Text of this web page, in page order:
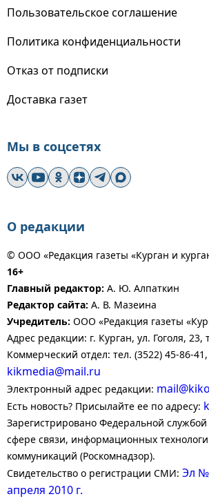
Пользовательское соглашение
Политика конфиденциальности
Отказ от подписки
Доставка газет
Мы в соцсетях
О редакции
© ООО «Редакция газеты «Курган и
16+
Главный редактор: А. Ю. Алпаткин
Редактор сайта: А. В. Мазеина
Учредитель: ООО «Редакция газеты
Адрес редакции: г. Курган, ул. Гоголя, 23,
Коммерческий отдел: тел. (3522) 45-86-
kikmedia@mail.ru
Электронный адрес редакции:
Есть новость? Присылайте ее по адресу:
Зарегистрировано Федеральной
сфере связи, информационных
коммуникаций (Роскомнадзор).
Свидетельство о регистрации СМИ: Эл
апреля 2010 г.